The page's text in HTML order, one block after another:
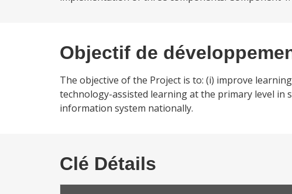
Objectif de
The objective of the Project is to: (i) improve
technology-assisted learning at the primary level in
information system nationally.
Clé Détails